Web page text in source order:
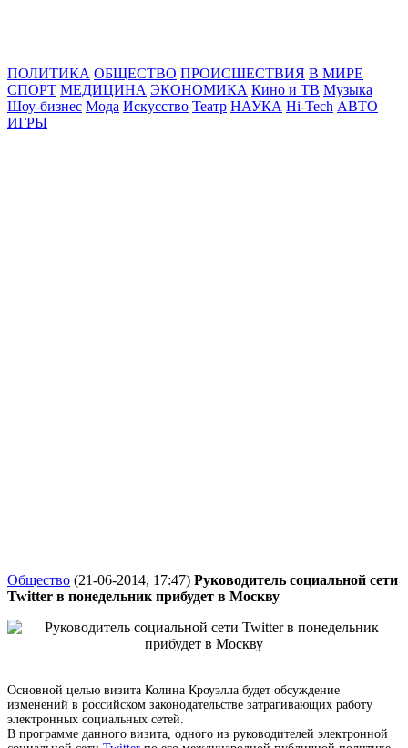
ПОЛИТИКА ОБЩЕСТВО ПРОИСШЕСТВИЯ В МИРЕ
СПОРТ МЕДИЦИНА ЭКОНОМИКА Кино и ТВ Музыка
Шоу-бизнес Мода Искусство Театр НАУКА Hi-Tech АВТО
ИГРЫ
Общество (21-06-2014, 17:47) Руководитель социальной сети
Twitter в понедельник прибудет в Москву
Основной целью визита Колина Кроуэлла будет обсуждение
изменений в российском законодательстве затрагивающих работу
электронных социальных сетей.
В программе данного визита, одного из руководителей электронной